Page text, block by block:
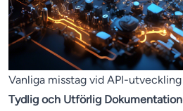
Vanliga misstag vid API-utveckling
Tydlig och Utförlig Dokumentation